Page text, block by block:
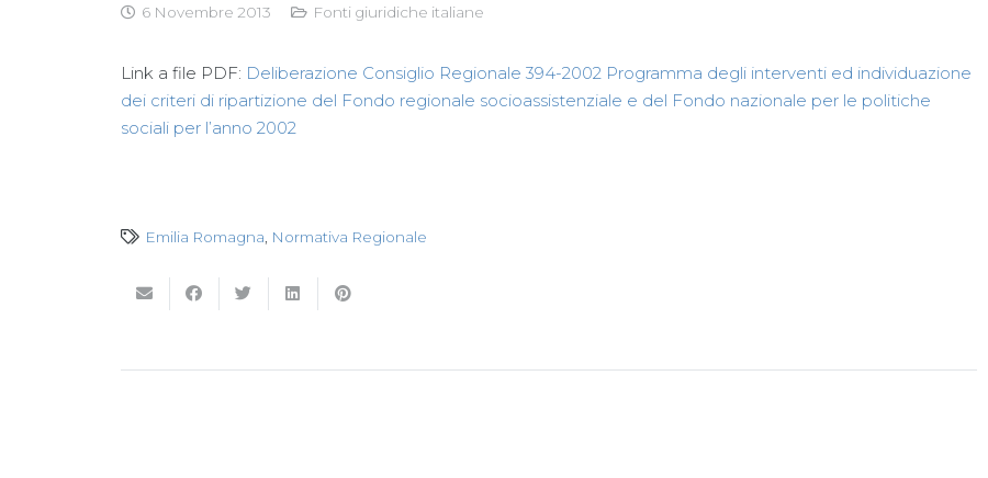
6 Novembre 2013 Fonti giuridiche italiane
Link a file PDF: Deliberazione Consiglio Regionale 394-2002 Programma degli interventi ed individuazione
dei criteri di ripartizione del Fondo regionale socioassistenziale e del Fondo nazionale per le politiche
sociali per l’anno 2002
Emilia Romagna Normativa Regionale